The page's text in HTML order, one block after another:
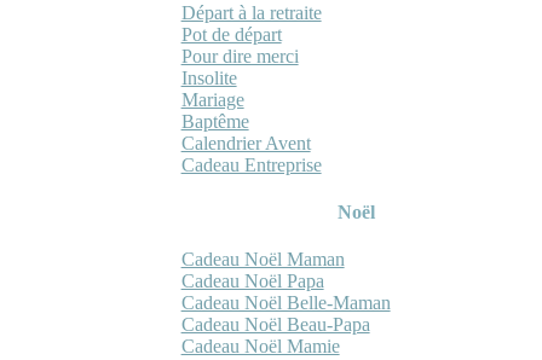
Départ à la retraite
Pot de départ
Pour dire merci
Insolite
Mariage
Baptême
Calendrier Avent
Cadeau Entreprise
Noël
Cadeau Noël Maman
Cadeau Noël Papa
Cadeau Noël Belle-Maman
Cadeau Noël Beau-Papa
Cadeau Noël Mamie